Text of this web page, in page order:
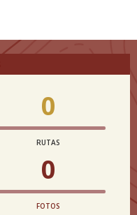
0
RUTAS
0
FOTOS